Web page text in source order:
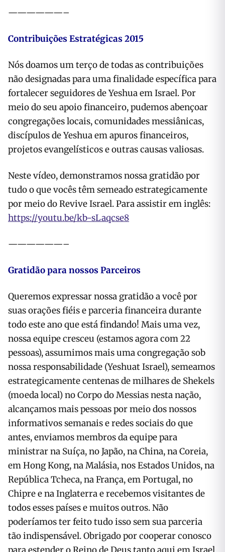
——————–
Contribuições Estratégicas 2015
Nós doamos um terço de todas as contribuições
não designadas para uma finalidade específica para
fortalecer seguidores de Yeshua em Israel. Por
meio do seu apoio financeiro, pudemos abençoar
congregações locais, comunidades messiânicas,
discípulos de Yeshua em apuros financeiros,
projetos evangelísticos e outras causas valiosas.
Neste vídeo, demonstramos nossa gratidão por
tudo o que vocês têm semeado estrategicamente
por meio do Revive Israel. Para assistir em inglês:
https://youtu.be/kb-sLaqcse8
——————–
Gratidão para nossos Parceiros
Queremos expressar nossa gratidão a você por
suas orações fiéis e parceria financeira durante
todo este ano que está findando! Mais uma vez,
nossa equipe cresceu (estamos agora com 22
pessoas), assumimos mais uma congregação sob
nossa responsabilidade (Yeshuat Israel), semeamos
estrategicamente centenas de milhares de Shekels
(moeda local) no Corpo do Messias nesta nação,
alcançamos mais pessoas por meio dos nossos
informativos semanais e redes sociais do que
antes, enviamos membros da equipe para
ministrar na Suíça, no Japão, na China, na Coreia,
em Hong Kong, na Malásia, nos Estados Unidos, na
República Tcheca, na França, em Portugal, no
Chipre e na Inglaterra e recebemos visitantes de
todos esses países e muitos outros. Não
poderíamos ter feito tudo isso sem sua parceria
tão indispensável. Obrigado por cooperar conosco